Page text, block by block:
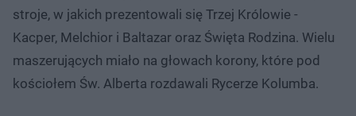
stroje, w jakich prezentowali się Trzej Królowie -
Kacper, Melchior i Baltazar oraz Święta Rodzina. Wielu
maszerujących miało na głowach korony, które pod
kościołem Św. Alberta rozdawali Rycerze Kolumba.